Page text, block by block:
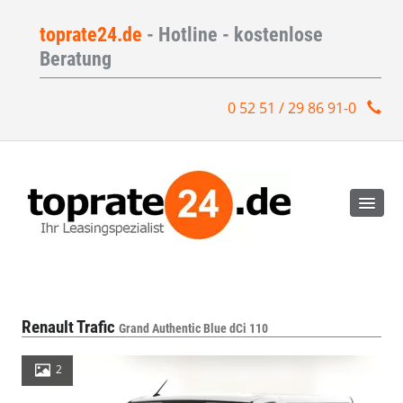
toprate24.de - Hotline - kostenlose
Beratung
0 52 51 / 29 86 91-0
Renault Trafic Grand Authentic Blue dCi 110
2